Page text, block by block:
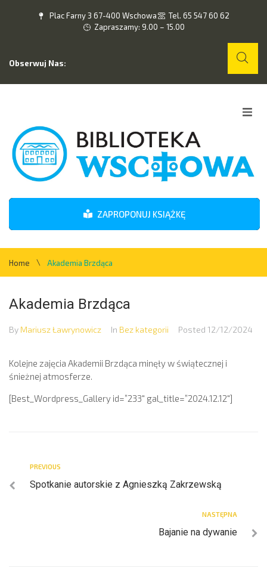
Plac Farny 3 67-400 Wschowa
Tel. 65 547 60 62
Zapraszamy: 9.00 – 15.00
Obserwuj Nas:
O nas
Wydarzenia
Kontakt
ZAPROPONUJ KSIĄŻKĘ
Home \ Akademia Brzdąca
Akademia Brzdąca
By Mariusz Ławrynowicz In Bez kategorii Posted 12/12/2024
Kolejne zajęcia Akademii Brzdąca minęły w świątecznej i
śnieżnej atmosferze.
[Best_Wordpress_Gallery id=”233″ gal_title=”2024.12.12″]
PREVIOUS
Spotkanie autorskie z Agnieszką Zakrzewską
NASTĘPNA
Bajanie na dywanie